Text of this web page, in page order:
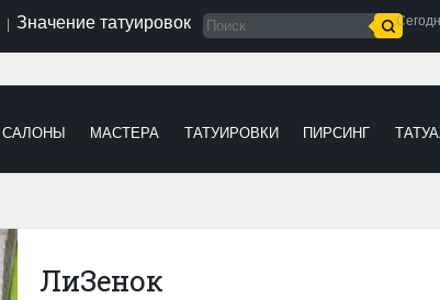
Значение татуировок
САЛОНЫ МАСТЕРА ТАТУИРОВКИ ПИРСИНГ
ЛиЗенок